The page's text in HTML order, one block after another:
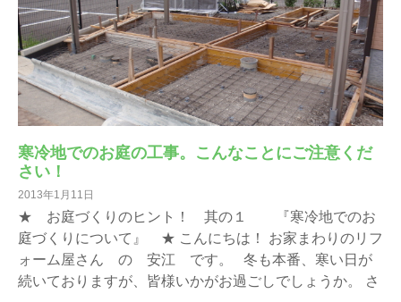
寒冷地でのお庭の工事。こんなことにご注意くだ
さい！
2013年1月11日
★ お庭づくりのヒント！ 其の１ 『寒冷地でのお
庭づくりについて』 ★ こんにちは！ お家まわりのリフ
ォーム屋さん の 安江 です。 冬も本番、寒い日が
続いておりますが、皆様いかがお過ごしでしょうか。 さ